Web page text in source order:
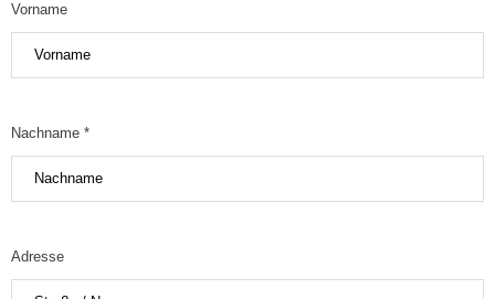
Vorname
Nachname *
Adresse